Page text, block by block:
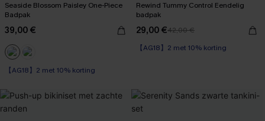
Seaside Blossom Paisley One-Piece
Badpak
39,00 €
【AG18】2 met 10% korting
Op voorraad
Rewind Tummy Control Eendelig
badpak
29,00 €42,00 €
【AG18】2 met 10% korting
Op voorraad